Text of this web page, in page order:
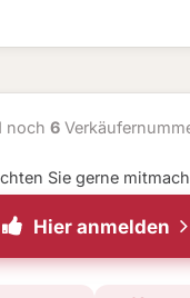
noch 6
Sie gerne
Hier anmelden